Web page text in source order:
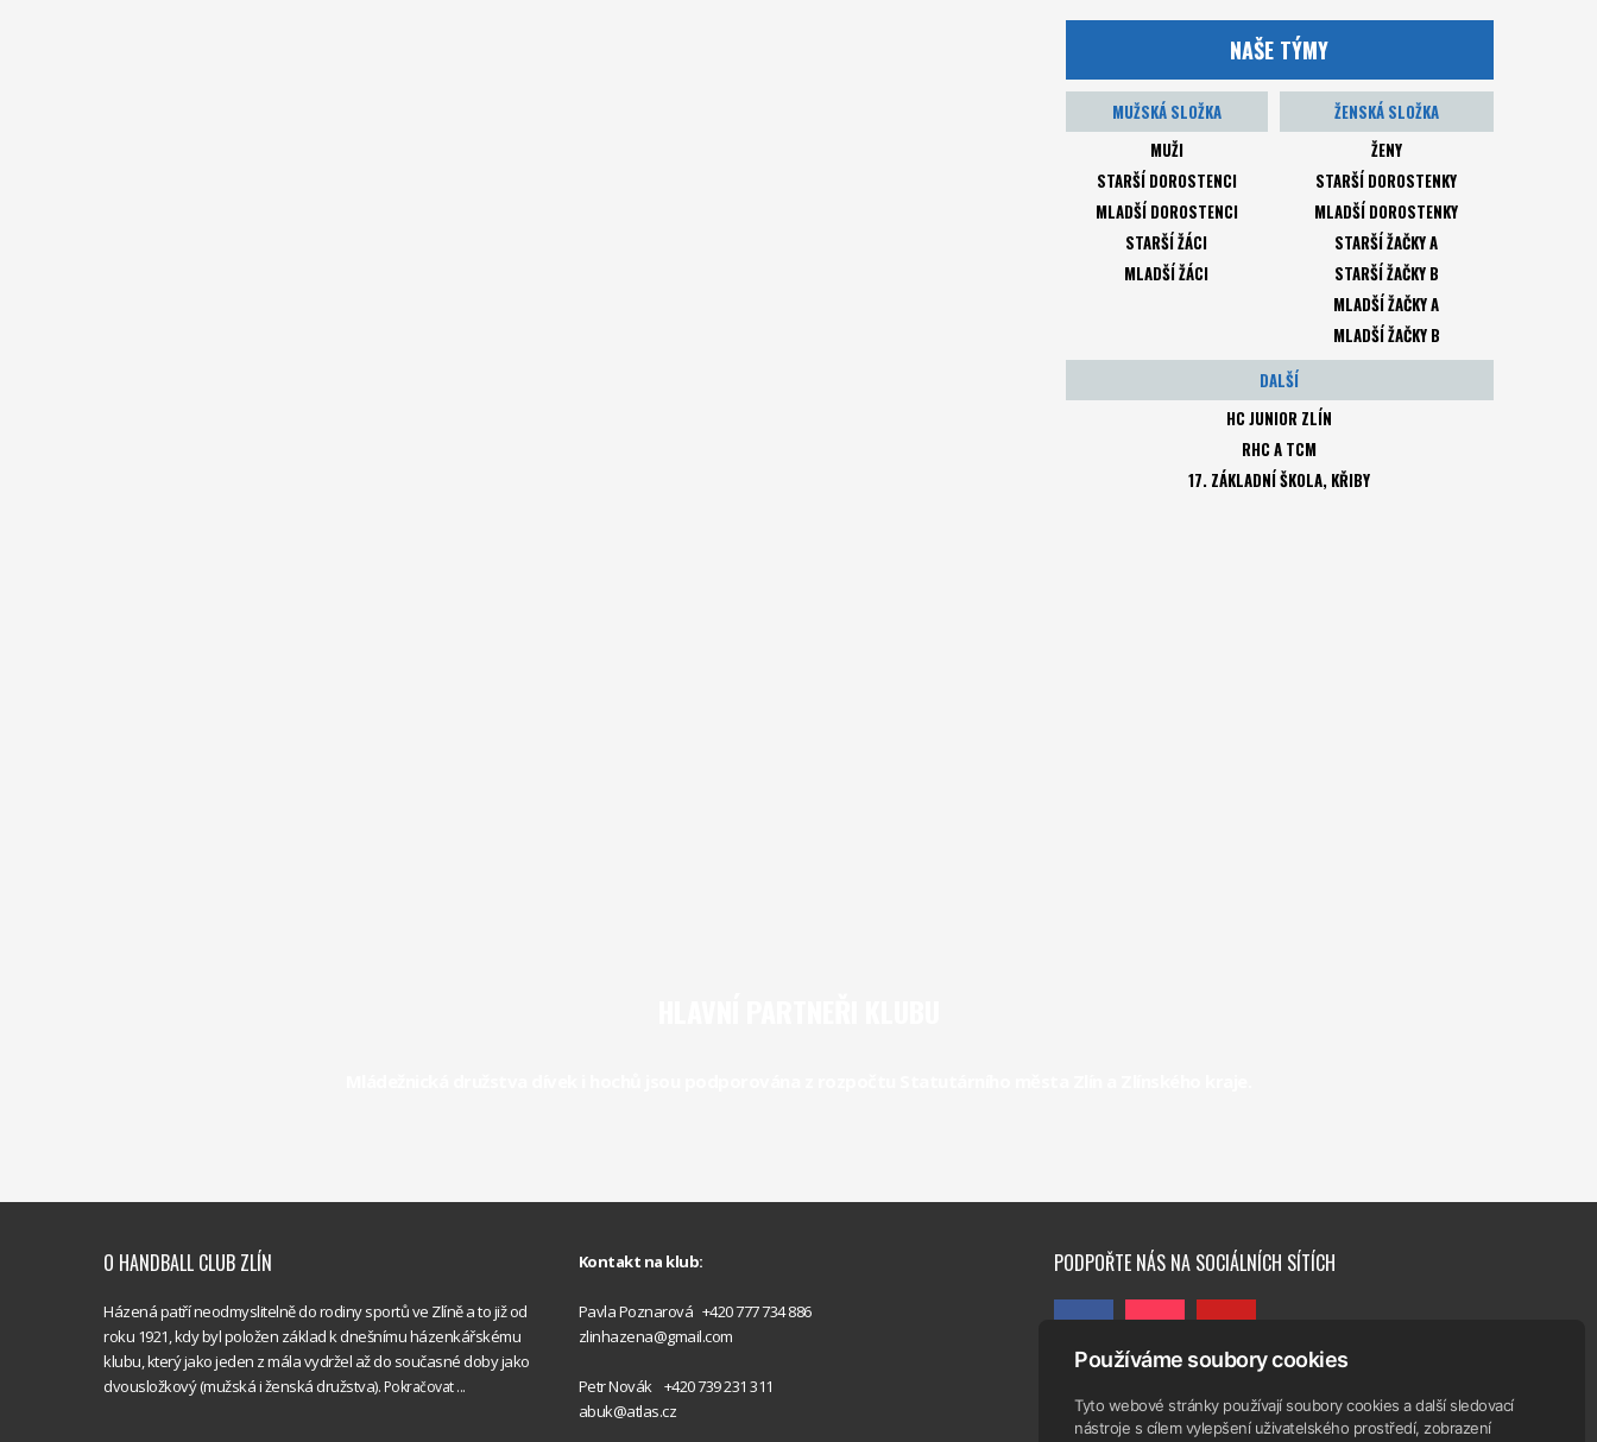
Používáme soubory cookies
Tyto webové stránky používají soubory cookies a další sledovací
nástroje s cílem vylepšení uživatelského prostředí, zobrazení
NAŠE TÝMY
MUŽSKÁ SLOŽKA
MUŽI
STARŠÍ DOROSTENCI
MLADŠÍ DOROSTENCI
STARŠÍ ŽÁCI
MLADŠÍ ŽÁCI
ŽENSKÁ SLOŽKA
ŽENY
STARŠÍ DOROSTENKY
MLADŠÍ DOROSTENKY
STARŠÍ ŽAČKY A
STARŠÍ ŽAČKY B
MLADŠÍ ŽAČKY A
MLADŠÍ ŽAČKY B
DALŠÍ
HC JUNIOR ZLÍN
RHC A TCM
17. ZÁKLADNÍ ŠKOLA, KŘIBY
O HANDBALL CLUB ZLÍN
Házená patří neodmyslitelně do rodiny sportů ve Zlíně a to již od
roku 1921, kdy byl položen základ k dnešnímu házenkářskému
klubu, který jako jeden z mála vydržel až do současné doby jako
dvousložkový (mužská i ženská družstva). Pokračovat ...
Kontakt na klub:
Pavla Poznarová +420 777 734 886
zlinhazena@gmail.com
Petr Novák +420 739 231 311
abuk@atlas.cz
PODPOŘTE NÁS NA SOCIÁLNÍCH SÍTÍCH